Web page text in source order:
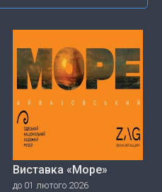
Виставка «Море»
до 01 лютого 2026